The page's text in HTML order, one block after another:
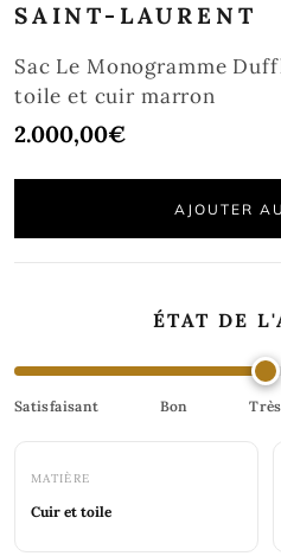
les
médias
dans
une
SAINT-LAURENT
Sac Le Monogramme
toile et cuir marron
Prix
2.000,00€
AJOUTER
ÉTAT DE
Satisfaisant Bon
MATIÈRE
Cuir et toile